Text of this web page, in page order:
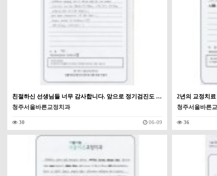
친절하신 선생님들 너무 감사합니다. 앞으로 정기검진도 …
청주서울바른교정치과
30 06-09
2년의 교정치
청주서울바른
36